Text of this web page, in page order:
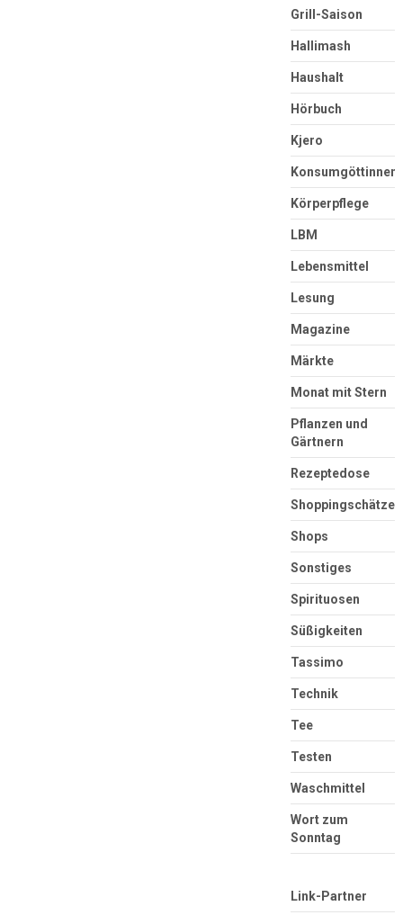
Grill-Saison
Hallimash
Haushalt
Hörbuch
Kjero
Konsumgöttinnen
Körperpflege
LBM
Lebensmittel
Lesung
Magazine
Märkte
Monat mit Stern
Pflanzen und
Gärtnern
Rezeptedose
Shoppingschätze
Shops
Sonstiges
Spirituosen
Süßigkeiten
Tassimo
Technik
Tee
Testen
Waschmittel
Wort zum
Sonntag
Link-Partner